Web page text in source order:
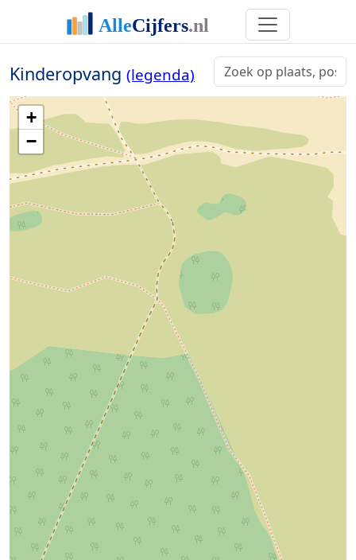
Kinderopvang (legenda)
+
−